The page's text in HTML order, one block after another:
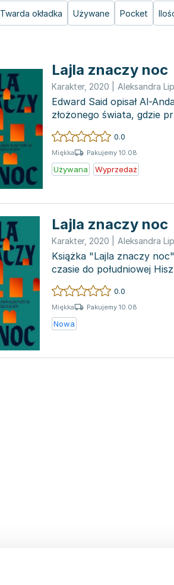
Twarda okładka Używane Pocket
Lajla znaczy noc
Karakter, 2020 Aleksandra
Edward Said opisał Al-
złożonego świata, gdzie
Żydzi...
0.0
Miękka Pakujemy 10.08
Używana Wyprzedaż
Lajla znaczy noc
Karakter, 2020 Aleksandra
Książka "Lajla znaczy
czasie do południowej
wiel...
0.0
Miękka Pakujemy 10.08
Nowa